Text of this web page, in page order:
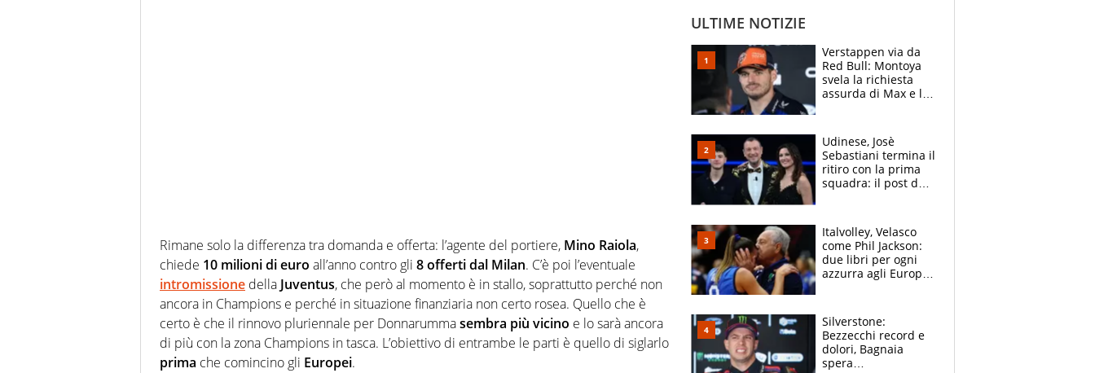
Rimane solo la differenza tra domanda e offerta: l’agente del portiere, Mino Raiola,
chiede 10 milioni di euro all’anno contro gli 8 offerti dal Milan. C’è poi l’eventuale
intromissione della Juventus, che però al momento è in stallo, soprattutto perché non
ancora in Champions e perché in situazione finanziaria non certo rosea. Quello che è
certo è che il rinnovo pluriennale per Donnarummasembra più vicino e lo sarà ancora
di più con la zona Champions in tasca. L’obiettivo di entrambe le parti è quello di siglarlo
prima che comincino gli Europei.
ULTIME NOTIZIE
Verstappen via da
Red Bull: Montoya
svela la richiesta
assurda di Max e lo
McLaren siano
meglio?”
Udinese, Josè
Sebastiani termina il
ritiro con la prima
squadra: il post del
sfondo
Italvolley, Velasco
come Phil Jackson:
due libri per ogni
azzurra agli Europei.
Silverstone:
Bezzecchi record e
dolori, Bagnaia
spera